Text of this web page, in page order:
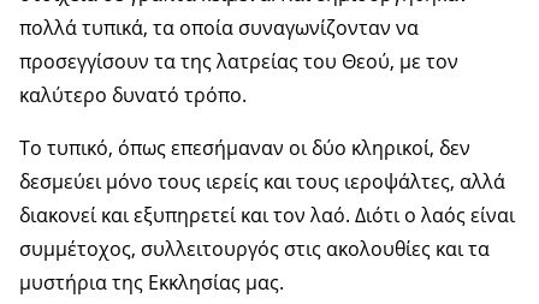
πολλά τυπικά, τα οποία συναγωνίζονταν να
προσεγγίσουν τα της λατρείας του Θεού, με τον
καλύτερο δυνατό τρόπο.
Το τυπικό, όπως επεσήμαναν οι δύο κληρικοί, δεν
δεσμεύει μόνο τους ιερείς και τους ιεροψάλτες, αλλά
διακονεί και εξυπηρετεί και τον λαό. Διότι ο λαός είναι
συμμέτοχος, συλλειτουργός στις ακολουθίες και τα
μυστήρια της Εκκλησίας μας.